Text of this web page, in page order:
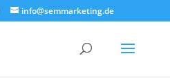
info@semmarketing.de